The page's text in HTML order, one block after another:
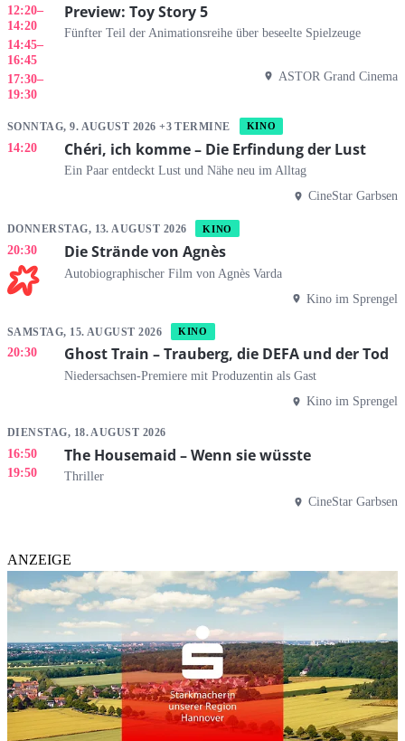
12:20–
14:20
14:45–
16:45
17:30–
19:30
Preview: Toy Story 5
Fünfter Teil der Animationsreihe über beseelte Spielzeuge
ASTOR Grand Cinema
SONNTAG, 9. AUGUST 2026 +3 TERMINE KINO
14:20 Chéri, ich komme – Die Erfindung der Lust
Ein Paar entdeckt Lust und Nähe neu im Alltag
CineStar Garbsen
DONNERSTAG, 13. AUGUST 2026 KINO
20:30 Die Strände von Agnès
Autobiographischer Film von Agnès Varda
Kino im Sprengel
SAMSTAG, 15. AUGUST 2026 KINO
20:30 Ghost Train – Trauberg, die DEFA und der Tod
Niedersachsen-Premiere mit Produzentin als Gast
Kino im Sprengel
DIENSTAG, 18. AUGUST 2026
16:50
19:50
The Housemaid – Wenn sie wüsste
Thriller
CineStar Garbsen
ANZEIGE